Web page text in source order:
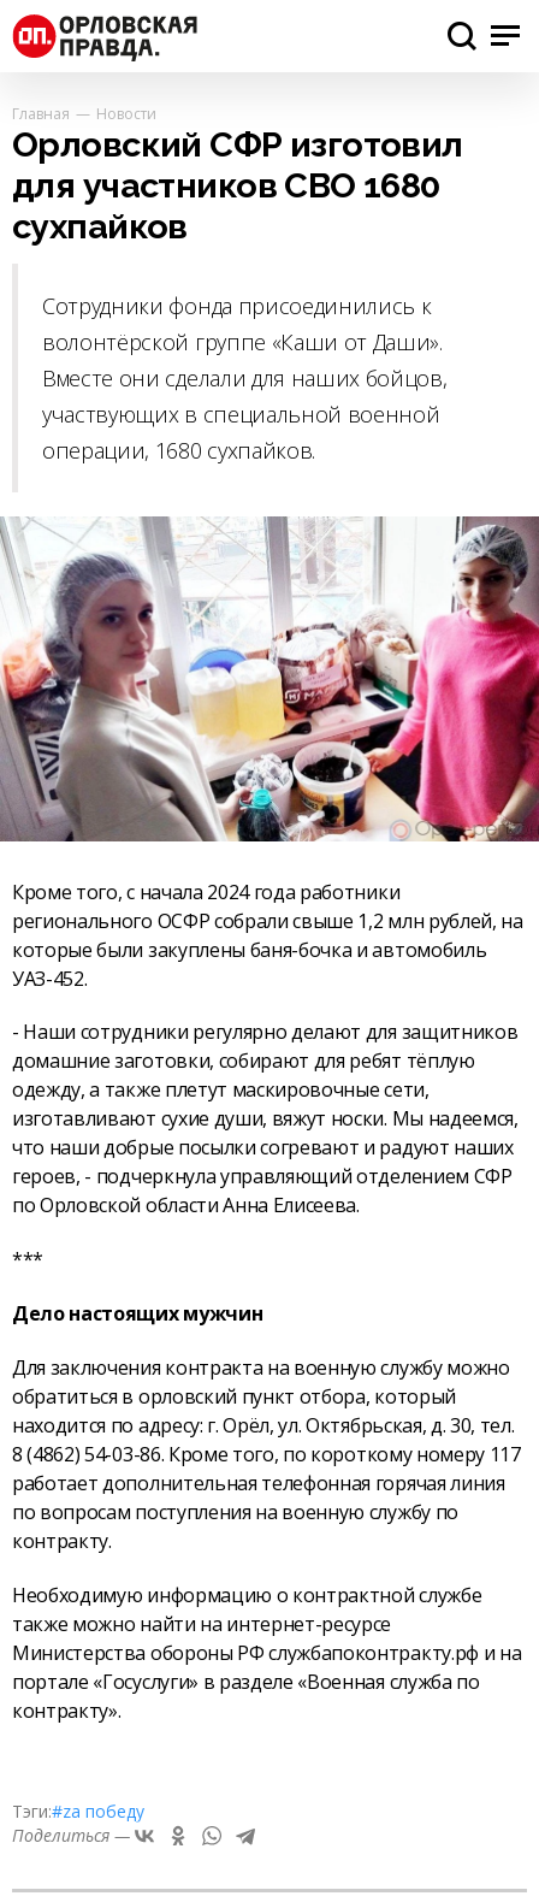
Главная Новости
Орловский СФР изготовил
для участников СВО 1680
сухпайков
Сотрудники фонда присоединились к
волонтёрской группе «Каши от Даши».
Вместе они сделали для наших бойцов,
участвующих в специальной военной
операции, 1680 сухпайков.
Кроме того, с начала 2024 года работники
регионального ОСФР собрали свыше 1,2 млн рублей, на
которые были закуплены баня-бочка и автомобиль
УАЗ-452.
- Наши сотрудники регулярно делают для защитников
домашние заготовки, собирают для ребят тёплую
одежду, а также плетут маскировочные сети,
изготавливают сухие души, вяжут носки. Мы надеемся,
что наши добрые посылки согревают и радуют наших
героев, - подчеркнула управляющий отделением СФР
по Орловской области Анна Елисеева.
***
Дело настоящих мужчин
Для заключения контракта на военную службу можно
обратиться в орловский пункт отбора, который
находится по адресу: г. Орёл, ул. Октябрьская, д. 30, тел.
8 (4862) 54-03-86. Кроме того, по короткому номеру 117
работает дополнительная телефонная горячая линия
по вопросам поступления на военную службу по
контракту.
Необходимую информацию о контрактной службе
также можно найти на интернет-ресурсе
Министерства обороны РФ службапоконтракту.рф и на
портале «Госуслуги» в разделе «Военная служба по
контракту».
Тэги:#zа победу
Поделиться —